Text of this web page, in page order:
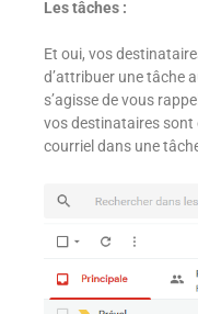
Les tâches :
Et oui, vos
d’attribuer une tâche
s’agisse de vous
vos destinataires sont
courriel dans une